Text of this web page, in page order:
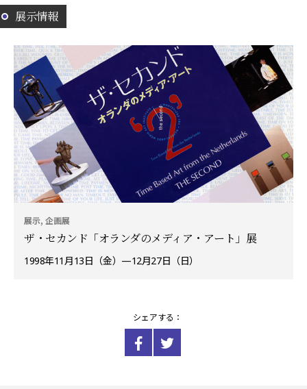
展示情報
展示, 企画展
ザ・セカンド「オランダのメディア・アート」展
1998年11月13日（金）—12月27日（日）
シェアする：